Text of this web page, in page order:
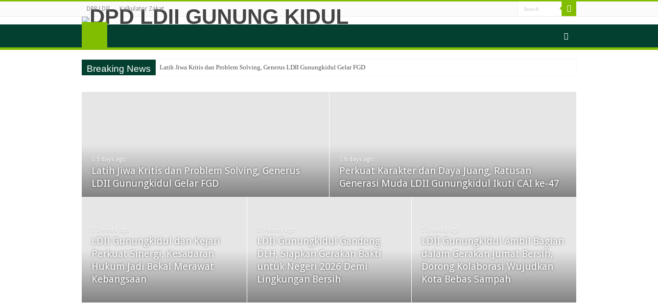
DPP LDII Kalkulator Zakat
Breaking News Latih Jiwa Kritis dan Problem Solving, Generus LDII Gunungkidul Gelar FGD
5 days ago
Latih Jiwa Kritis dan Problem Solving, Generus
LDII Gunungkidul Gelar FGD
6 days ago
Perkuat Karakter dan Daya Juang, Ratusan
Generasi Muda LDII Gunungkidul Ikuti CAI ke-47
2 weeks ago
LDII Gunungkidul dan Kejari
Perkuat Sinergi, Kesadaran
Hukum Jadi Bekal Merawat
Kebangsaan
3 weeks ago
LDII Gunungkidul Gandeng
DLH, Siapkan Gerakan Bakti
untuk Negeri 2026 Demi
Lingkungan Bersih
3 weeks ago
LDII Gunungkidul Ambil Bagian
dalam Gerakan Jumat Bersih,
Dorong Kolaborasi Wujudkan
Kota Bebas Sampah